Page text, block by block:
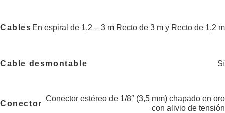
Cables En espiral de 1,2 – 3 m Recto de 3 m y Recto de 1,2 m
Cable desmontable Sí
Conector
Conector estéreo de 1/8″ (3,5 mm) chapado en oro
con alivio de tensión